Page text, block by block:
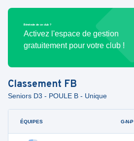
Bénévole de ce club ?
Activez l'espace de gestion
gratuitement pour votre club !
Classement FB
Seniors D3 - POULE B - Unique
ÉQUIPES G-N-P